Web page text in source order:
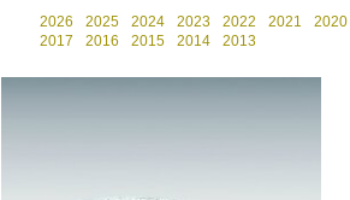
2026 2025 2024 2023 2022 2021 2020
2017
2016 2015 2014 2013